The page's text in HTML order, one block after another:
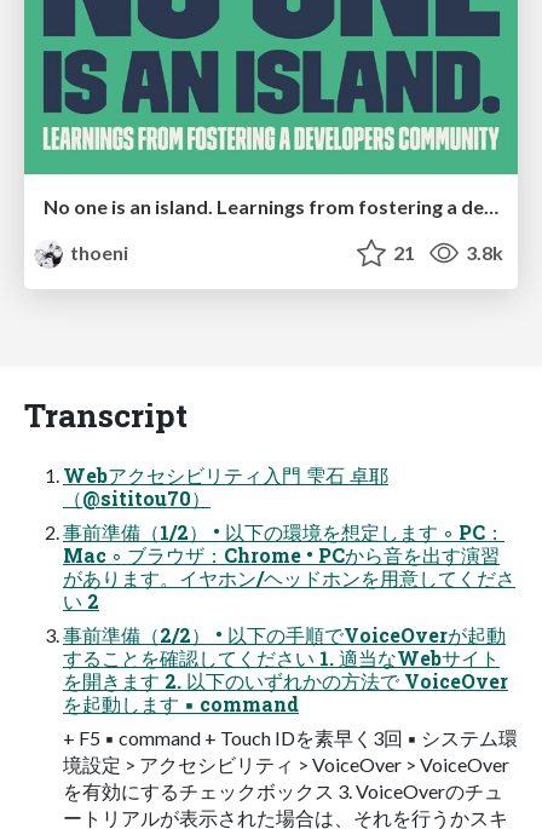
thoeni
21 3.8k
Transcript
Webアクセシビリティ入門 雫石 卓耶
（@sititou70）
事前準備（1/2） • 以下の環境を想定します ◦ PC：
Mac ◦ ブラウザ：Chrome • PCから音を出す演習
があります。イヤホン/ヘッドホンを用意してくださ
い 2
事前準備（2/2） • 以下の手順でVoiceOverが起動
することを確認してください 1. 適当なWebサイト
を開きます 2. 以下のいずれかの方法で VoiceOver
を起動します ▪ command
+ F5 ▪ command + Touch IDを素早く3回 ▪ システム環
境設定 > アクセシビリティ > VoiceOver > VoiceOver
を有効にするチェックボックス 3. VoiceOverのチュ
ートリアルが表示された場合は、それを行うかスキ